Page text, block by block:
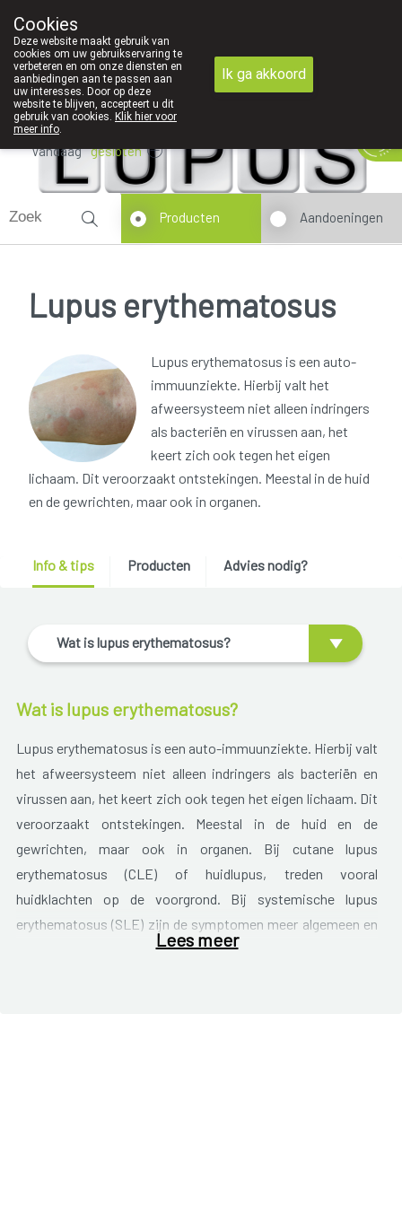
Vandaag gesloten
Producten Aandoeningen
Lupus erythematosus
Lupus erythematosus is een auto-
immuunziekte. Hierbij valt het
afweersysteem niet alleen indringers
als bacteriën en virussen aan, het
keert zich ook tegen het eigen
lichaam. Dit veroorzaakt ontstekingen. Meestal in de huid
en de gewrichten, maar ook in organen.
Info & tips Producten Advies nodig?
Wat is lupus erythematosus?
Wat is lupus erythematosus?
Lupus erythematosus is een auto-immuunziekte. Hierbij valt
het afweersysteem niet alleen indringers als bacteriën en
virussen aan, het keert zich ook tegen het eigen lichaam. Dit
veroorzaakt ontstekingen. Meestal in de huid en de
gewrichten, maar ook in organen. Bij cutane lupus
erythematosus (CLE) of huidlupus, treden vooral
huidklachten op de voorgrond. Bij systemische lupus
erythematosus (SLE) zijn de symptomen meer algemeen en
kunnen ook de organen, zoals hart, nieren en longen
Lees meer
Cookies
Deze website maakt gebruik van
cookies om uw gebruikservaring te
verbeteren en om onze diensten en
aanbiedingen aan te passen aan
uw interesses. Door op deze
website te blijven, accepteert u dit
gebruik van cookies. Klik hier voor
meer info.
Ik ga akkoord